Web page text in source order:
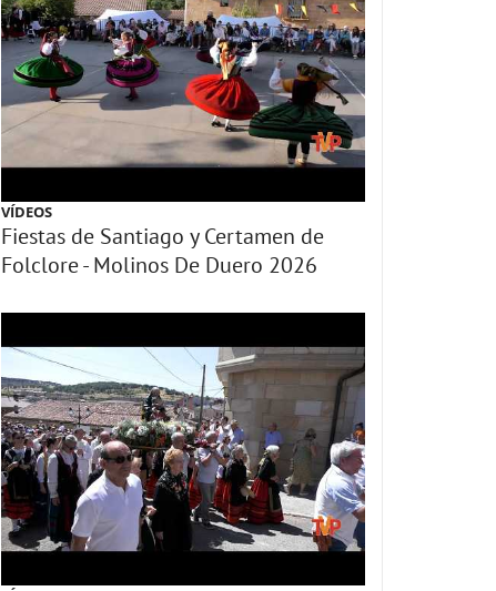
VÍDEOS
Fiestas de Santiago y Certamen de
Folclore - Molinos De Duero 2026